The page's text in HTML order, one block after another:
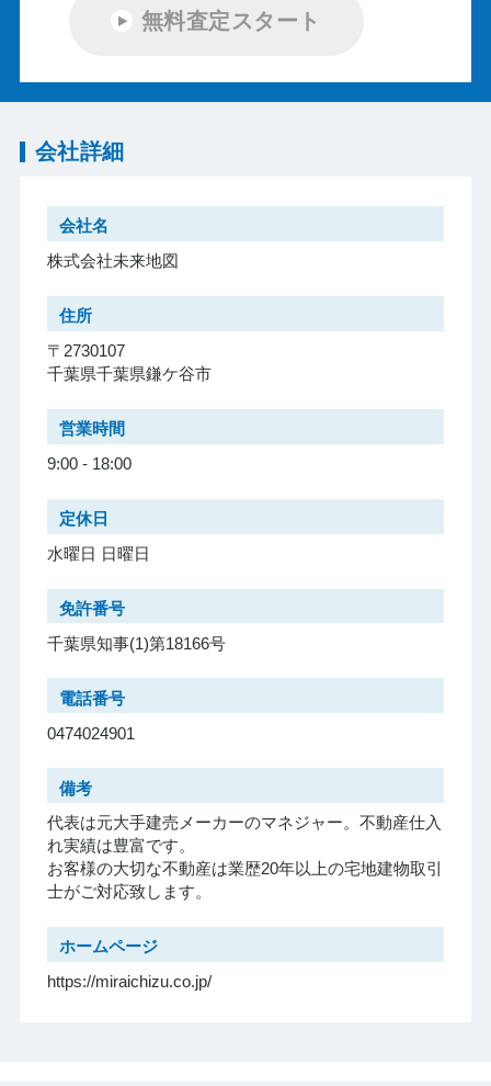
無料査定スタート
会社詳細
会社名
株式会社未来地図
住所
〒2730107
千葉県千葉県鎌ケ谷市
営業時間
9:00 - 18:00
定休日
水曜日 日曜日
免許番号
千葉県知事(1)第18166号
電話番号
0474024901
備考
代表は元大手建売メーカーのマネジャー。不動産仕入
れ実績は豊富です。
お客様の大切な不動産は業歴20年以上の宅地建物取引
士がご対応致します。
ホームページ
https://miraichizu.co.jp/